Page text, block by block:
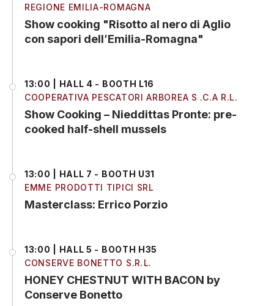
REGIONE EMILIA-ROMAGNA
Show cooking "Risotto al nero di Aglio
con sapori dell’Emilia-Romagna"
13:00 | HALL 4 - BOOTH L16
COOPERATIVA PESCATORI ARBOREA S .C.A R.L.
Show Cooking – Nieddittas Pronte: pre-
cooked half-shell mussels
13:00 | HALL 7 - BOOTH U31
EMME PRODOTTI TIPICI SRL
Masterclass: Errico Porzio
13:00 | HALL 5 - BOOTH H35
CONSERVE BONETTO S.R.L.
HONEY CHESTNUT WITH BACON by
Conserve Bonetto